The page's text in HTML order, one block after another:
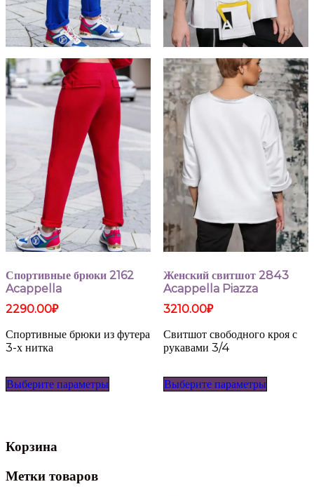
Спортивные брюки 2162
Acappella
2290.00₽
Спортивные брюки из футера
3-х нитка
Выберите параметры
Женский свитшот 2843
Acappella Piazza
3210.00₽
Свитшот свободного кроя с
рукавами 3/4
Выберите параметры
Корзина
Метки товаров